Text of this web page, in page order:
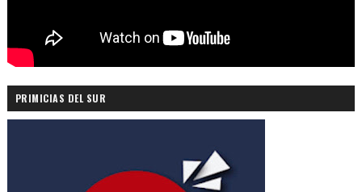
PRIMICIAS DEL SUR